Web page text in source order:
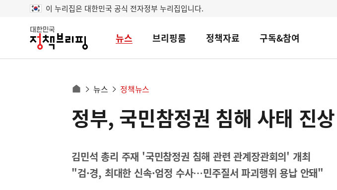
이 누리집은 대한민국 공식 전자정부 누리집입니다.
대
민
뉴스 브리핑룸 정책자료 구독&참여
으
로
뉴스 정책뉴스
정부, 국민참정권 침해 사태 진
김민석 총리 주재 '국민참정권 침해 관련 관계장관회의' 개최
"검·경, 최대한 신속·엄정 수사…민주질서 파괴행위 용납 안돼"